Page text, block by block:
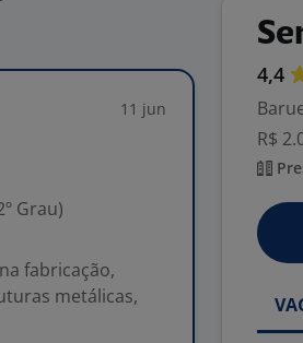
11 jun
Grau)
fabricação,
metálicas,
4,4
R$